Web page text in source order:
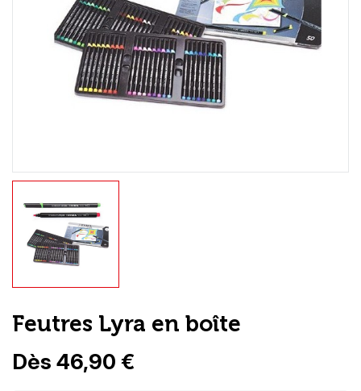
Loisirs Créatifs
Coffrets & cadeaux
Encadrement
Feutres Lyra en boîte
Dès 46,90 €